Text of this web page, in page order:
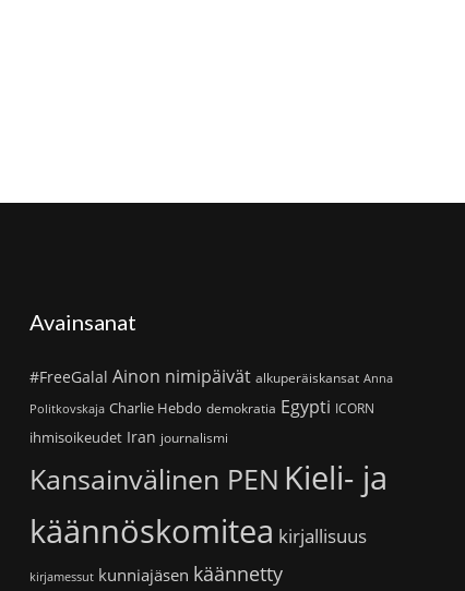
Avainsanat
#FreeGalal Ainon nimipäivät alkuperäiskansat Anna
Politkovskaja Charlie Hebdo demokratia Egypti ICORN
ihmisoikeudet Iran journalismi
Kansainvälinen PEN Kieli- ja
käännöskomitea kirjallisuus
kirjamessut kunniajäsen käännetty